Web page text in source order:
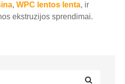
, WPC lentos lenta, ir
ekstruzijos sprendimai.